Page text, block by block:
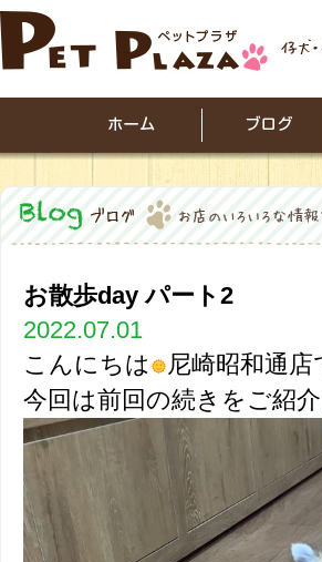
お散歩day パート2
2022.07.01
こんにちは
尼崎昭和通店
今回は前回の続きをご紹